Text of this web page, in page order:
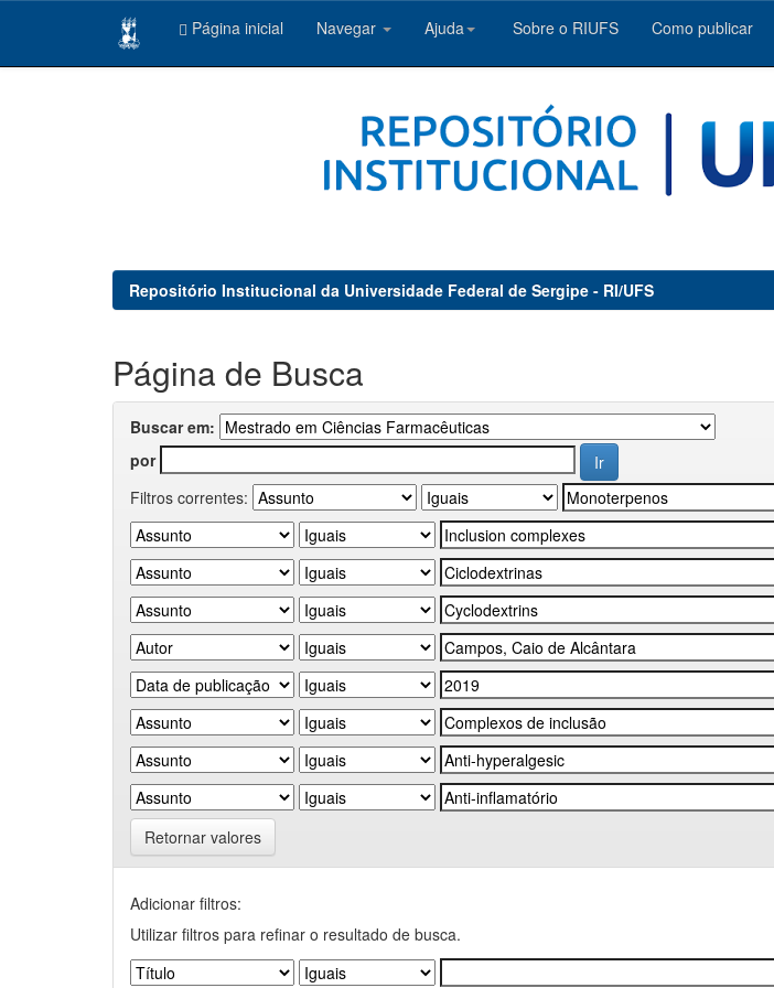
Página inicial Navegar Ajuda Sobre o RIUFS Como publicar
Repositório Institucional da Universidade Federal de Sergipe - RI/UFS
Página de Busca
Buscar em:
por
Filtros correntes:
Retornar valores
Adicionar filtros:
Utilizar filtros para refinar o resultado de busca.